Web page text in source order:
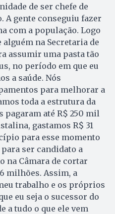
de ser chefe de
A gente conseguiu fazer
com a população. Logo
na Secretaria de
assumir uma pasta tão
no período em que eu
a saúde. Nós
para melhorar a
toda a estrutura da
pagaram até R$ 250 mil
gastamos R$ 31
para esse momento
ser candidato a
na Câmara de cortar
milhões. Assim, a
trabalho e os próprios
eu seja o sucessor do
a tudo o que ele vem